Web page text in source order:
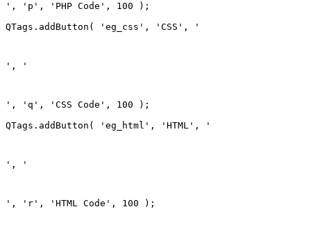
', 'p', 'PHP Code', 100 );
QTags.addButton( 'eg_css', 'CSS', '
', '
', 'q', 'CSS Code', 100 );
QTags.addButton( 'eg_html', 'HTML', '
', '
', 'r', 'HTML Code', 100 );